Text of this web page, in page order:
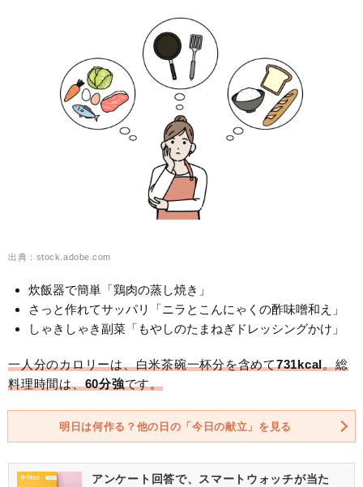
出典：stock.adobe.com
炊飯器で簡単「鶏肉の蒸し焼き」
さっと作れてサッパリ「ニラとこんにゃくの酢味噌和え」
しゃきしゃき副菜「もやしのたまねぎドレッシングかけ」
一人分のカロリーは、白米茶碗一杯分を含めて731kcal。総
料理時間は、60分強です。
明日は何作る？他の日の「今日の献立」を見る
アンケート回答で、スマートウォッチが当た